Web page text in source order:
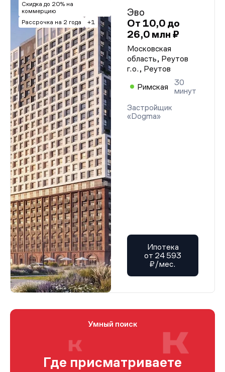
Скидка до 20% на
коммерцию
Рассрочка на 2 года
+1
Эво
От 10,0 до
26,0 млн ₽
Московская
область, Реутов
г.о., Реутов
Римская
30
минут
Застройщик
«Dogma»
Ипотека
от 24 593
₽/мес.
Умный поиск
Где присматриваете